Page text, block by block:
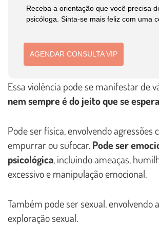
Receba a orientação que você precisa
psicóloga. Sinta-se mais feliz com uma
AGENDAR CONSULTA VIP
Essa violência pode se manifestar de
nem sempre é do jeito que se
Pode ser física, envolvendo agressões
empurrar ou sufocar.Pode ser
psicológica, incluindo ameaças,
excessivo e manipulação emocional.
Também pode ser sexual, envolvendo
exploração sexual.